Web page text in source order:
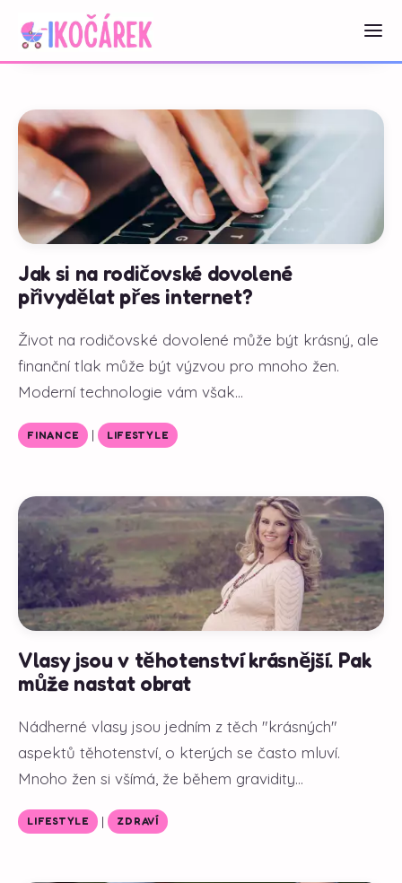
Jak si na rodičovské dovolené
přivydělat přes internet?
Život na rodičovské dovolené může být krásný, ale
finanční tlak může být výzvou pro mnoho žen.
Moderní technologie vám však...
FINANCE | LIFESTYLE
Vlasy jsou v těhotenství krásnější. Pak
může nastat obrat
Nádherné vlasy jsou jedním z těch "krásných"
aspektů těhotenství, o kterých se často mluví.
Mnoho žen si všímá, že během gravidity...
LIFESTYLE | ZDRAVÍ